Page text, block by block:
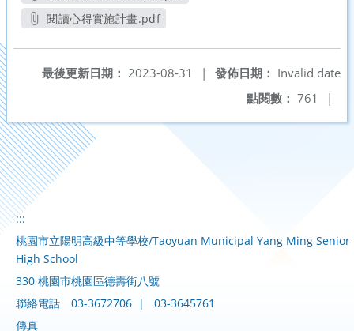
另開新視窗
閱讀心得實施計畫.pdf
發佈日期： Invalid date
最後更新日期： 2023-08-31
|
點閱數： 761 |
:::
桃園市立陽明高級中等學校/Taoyuan Municipal Yang Ming Senior
High School
330 桃園市桃園區德壽街八號
聯絡電話
03-3672706 |
03-3645761
傳真